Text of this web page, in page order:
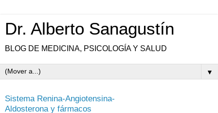
Dr. Alberto Sanagustín
BLOG DE MEDICINA, PSICOLOGÍA Y SALUD
▼
Sistema Renina-Angiotensina-
Aldosterona y fármacos